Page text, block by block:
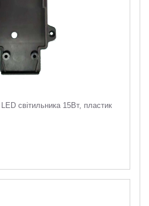
світильника 15Вт, пластик